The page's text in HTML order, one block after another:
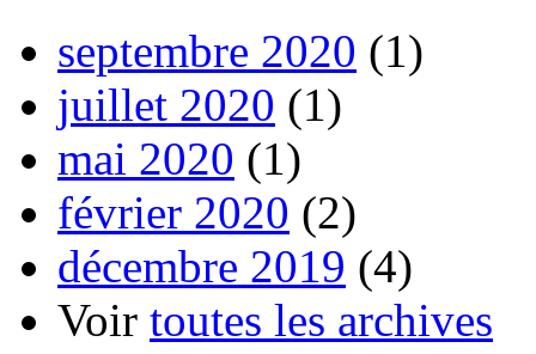
septembre 2020 (1)
juillet 2020 (1)
mai 2020 (1)
février 2020 (2)
décembre 2019 (4)
Voir toutes les archives